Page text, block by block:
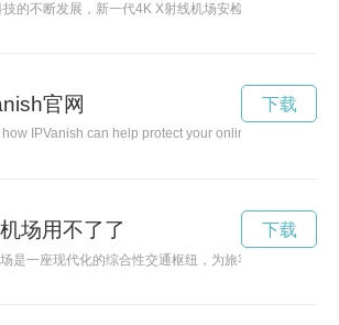
技的不断发展，新一代4K X射线机场安检系统正逐渐成
官网
how IPVanish can help protect your online privacy and
下载
场用不了了
是一座现代化的综合性交通枢纽，为旅客提供高效便捷
下载